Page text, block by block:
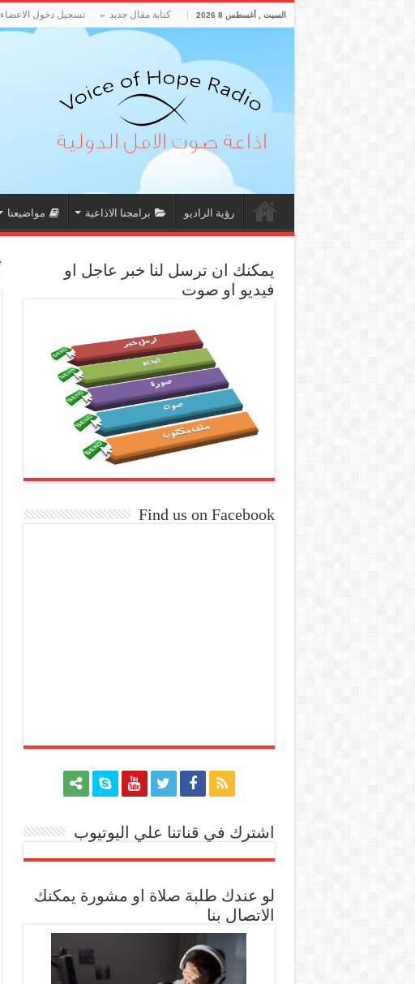
السبت , أغسطس 8 2026 كتابة مقال جديد تسجيل دخول الاعضاء
رؤية الراديو برامجنا الاذاعية مواضيعنا
يمكنك ان ترسل لنا خبر عاجل او
فيديو او صوت
Find us on Facebook
اشترك في قناتنا علي اليوتيوب
لو عندك طلبة صلاة او مشورة يمكنك
الاتصال بنا